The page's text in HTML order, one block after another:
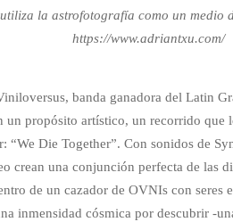
utiliza la astrofotografía como un medio
https://www.adriantxu.com/
banda ganadora del Latin
un propósito artístico, un recorrido que
“We Die Together”. Con sonidos de
crean una conjunción perfecta de las
de un cazador de OVNIs con seres
inmensidad cósmica por descubrir -